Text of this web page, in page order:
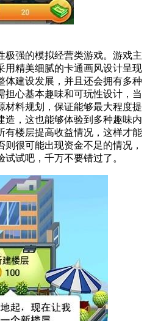
强的模拟经营类游戏。游戏主
用精美细腻的卡通画风设计呈现
体建设发展，并且还会拥有多种
担心基本趣味和可玩性设计，当
材料规划，保证能够最大程度提
造，这也能够体验到多种趣味内
有楼层提高收益情况，这样才能
很可能出现资金不足的情况，
试吧，千万不要错过了。